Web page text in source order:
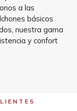
a las
básicos
nuestra gama
y confort